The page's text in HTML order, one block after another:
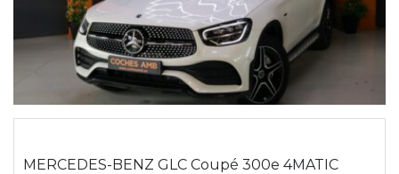
MERCEDES-BENZ GLC Coupé 300e 4MATIC